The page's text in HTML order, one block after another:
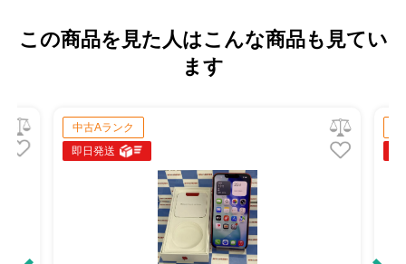
この商品を見た人はこんな商品も見てい
ます
中古Aランク
即日発送